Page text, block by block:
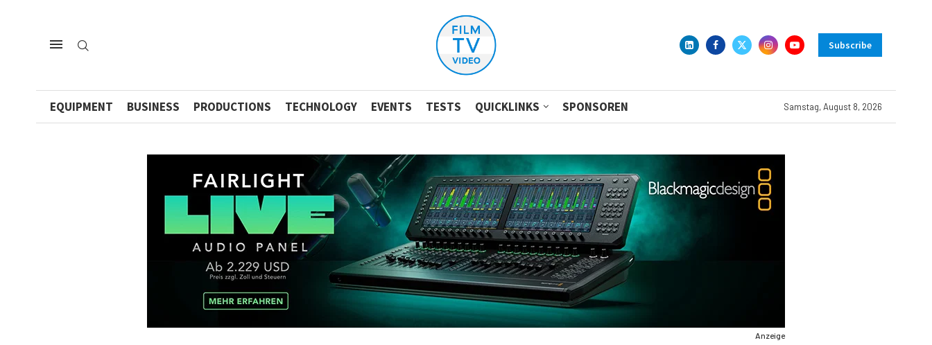
Subscribe
EQUIPMENT BUSINESS PRODUCTIONS TECHNOLOGY EVENTS TESTS QUICKLINKS SPONSOREN Samstag, August 8, 2026
Anzeige